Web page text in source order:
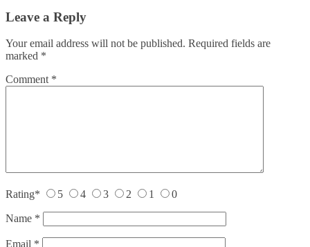
Leave a Reply
Your email address will not be published. Required fields are
marked *
Comment *
Rating* 5 4 3 2 1 0
Name *
Email *